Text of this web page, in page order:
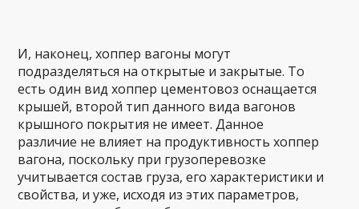
И, наконец, хоппер вагоны могут
подразделяться на открытые и закрытые. То
есть один вид хоппер цементовоз оснащается
крышей, второй тип данного вида вагонов
крышного покрытия не имеет. Данное
различие не влияет на продуктивность хоппер
вагона, поскольку при грузоперевозке
учитывается состав груза, его характеристики и
свойства, и уже, исходя из этих параметров,